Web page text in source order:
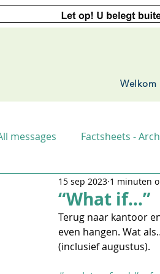
Welkom
messages Factsheets -
“What if…”
15 sep 2023 1 minuten
Terug naar kantoor
even hangen. Wat
(inclusief augustus).